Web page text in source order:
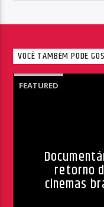
VOCÊ TAMBÉM PODE
FEATURED
retorno
cinemas